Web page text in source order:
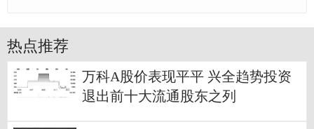
热点推荐
万科A股价表现平平 兴全趋势投资
退出前十大流通股东之列